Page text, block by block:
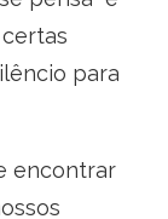
para
encontrar